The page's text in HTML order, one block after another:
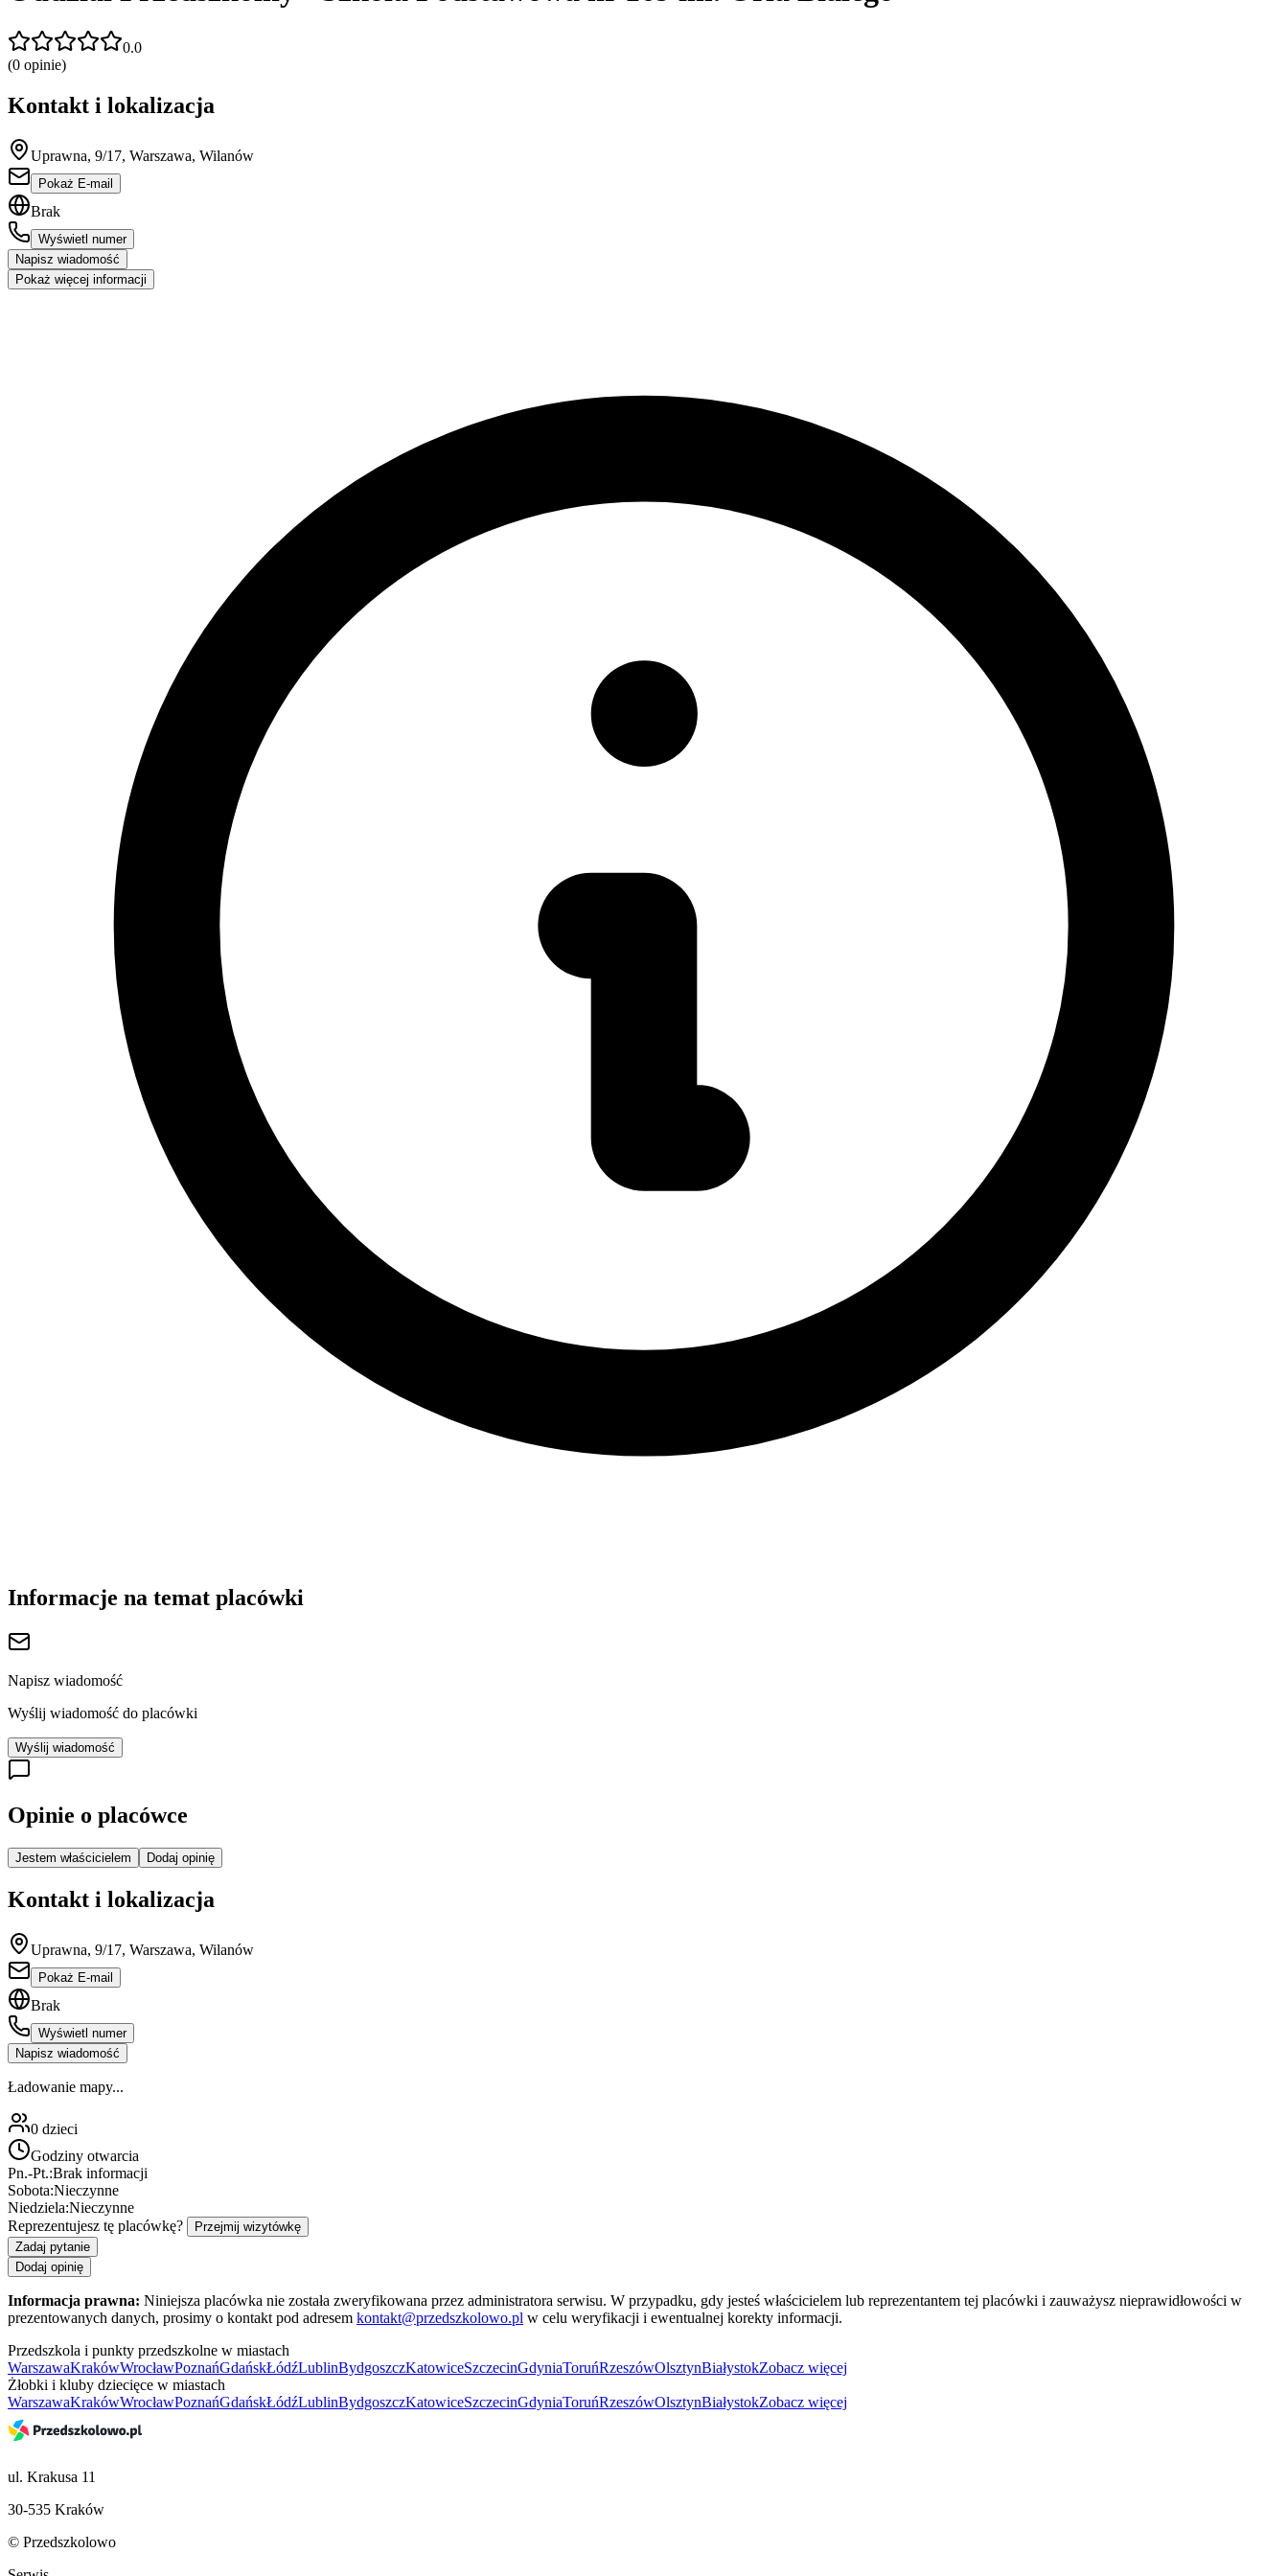
0.0
(0 opinie)
Kontakt i lokalizacja
Uprawna, 9/17, Warszawa, Wilanów
Pokaż E-mail
Brak
Wyświetl numer
Napisz wiadomość
Pokaż więcej informacji
Informacje na temat placówki
Napisz wiadomość
Wyślij wiadomość do placówki
Wyślij wiadomość
Opinie o placówce
Jestem właścicielem Dodaj opinię
Kontakt i lokalizacja
Uprawna, 9/17, Warszawa, Wilanów
Pokaż E-mail
Brak
Wyświetl numer
Napisz wiadomość
Ładowanie mapy...
0 dzieci
Godziny otwarcia
Pn.-Pt.:Brak informacji
Sobota:Nieczynne
Niedziela:Nieczynne
Reprezentujesz tę placówkę?
Przejmij wizytówkę
Zadaj pytanie
Dodaj opinię
Informacja prawna: Niniejsza placówka nie została zweryfikowana przez administratora serwisu. W przypadku, gdy jesteś właścicielem lub reprezentantem tej placówki i zauważysz nieprawidłowości w
prezentowanych danych, prosimy o kontakt pod adresem kontakt@przedszkolowo.pl w celu weryfikacji i ewentualnej korekty informacji.
Przedszkola i punkty przedszkolne w miastach
WarszawaKrakówWrocławPoznańGdańskŁódźLublinBydgoszczKatowiceSzczecinGdyniaToruńRzeszówOlsztynBiałystokZobacz więcej
Żłobki i kluby dziecięce w miastach
WarszawaKrakówWrocławPoznańGdańskŁódźLublinBydgoszczKatowiceSzczecinGdyniaToruńRzeszówOlsztynBiałystokZobacz więcej
ul. Krakusa 11
30-535 Kraków
© Przedszkolowo